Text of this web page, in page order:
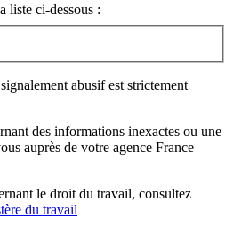
liste ci-dessous :
abusif est strictement
des informations inexactes ou une
auprès de votre agence France
le droit du travail, consultez
du travail